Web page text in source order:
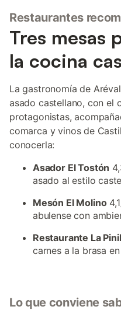
Restaurantes
Tres mesas
la cocina
La gastronomía de
asado castellano, con el
protagonistas,
comarca y vinos de
conocerla:
Asador El Tostón
asado al estilo
Mesón El Molino
abulense con
Restaurante La
carnes a la brasa
Lo que conviene